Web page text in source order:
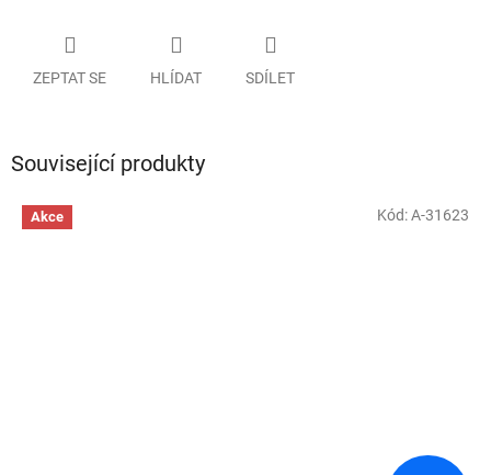
ZEPTAT SE HLÍDAT SDÍLET
Související produkty
Akce Kód:A-31623